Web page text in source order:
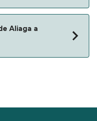
Aliaga a